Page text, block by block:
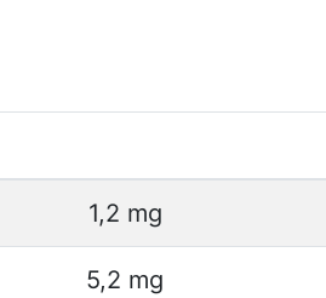
1,2 mg
5,2 mg